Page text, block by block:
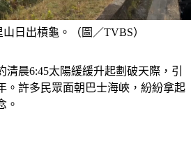
山日出槓龜。（圖／TVBS）
晨6:45太陽緩緩升起劃破天際，引
。許多民眾面朝巴士海峽，紛紛拿起
。